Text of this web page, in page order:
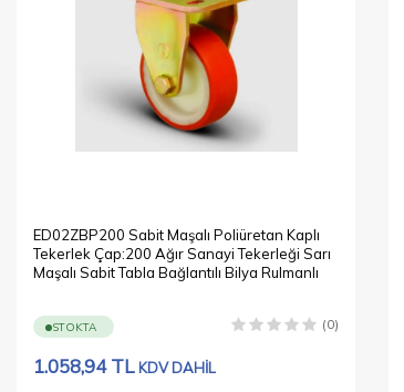
ED02ZBP200 Sabit Maşalı Poliüretan Kaplı
Tekerlek Çap:200 Ağır Sanayi Tekerleği Sarı
Maşalı Sabit Tabla Bağlantılı Bilya Rulmanlı
STOKTA (0)
1.058,94TL KDV DAHİL